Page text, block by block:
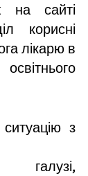
на сайті
корисні
лікарю в
галузі,